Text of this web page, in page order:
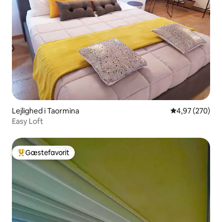
Lejlighed i Taormina 4,97 ud af 5 i
4,97 (270)
Easy Loft
Bedste gæstefavorit
Gæstefavorit